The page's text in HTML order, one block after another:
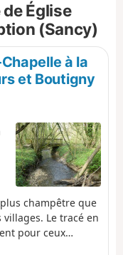
de Sancy et
respectifs. La
où on parcourt
de golf de
pieds du Bois le
par une visite
du vieux centre de
Église
(Sancy)
à la
et Boutigny
champêtre que
Le tracé en
pour ceux